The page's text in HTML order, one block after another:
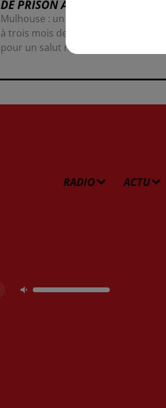
DE PRISON AVEC SURSIS...
Mulhouse : un homme condamné
à trois mois de prison avec sursis
pour un salut nazi
RADIO ACTU